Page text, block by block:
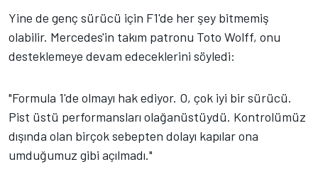
Yine de genç sürücü için F1'de her şey bitmemiş
olabilir. Mercedes'in takım patronu Toto Wolff, onu
desteklemeye devam edeceklerini söyledi:
"Formula 1'de olmayı hak ediyor. O, çok iyi bir sürücü.
Pist üstü performansları olağanüstüydü. Kontrolümüz
dışında olan birçok sebepten dolayı kapılar ona
umduğumuz gibi açılmadı."